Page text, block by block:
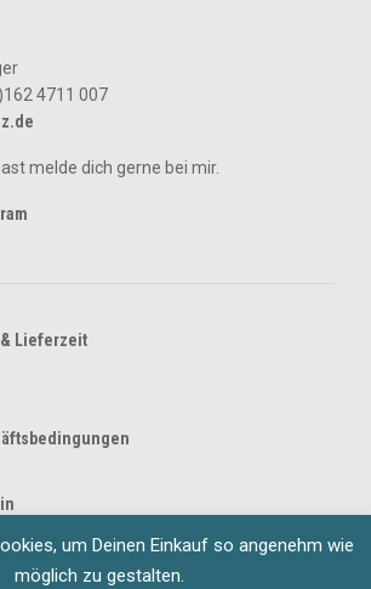
4711 007
melde dich gerne bei mir.
Lieferzeit
um Deinen Einkauf so angenehm wie
möglich zu gestalten.